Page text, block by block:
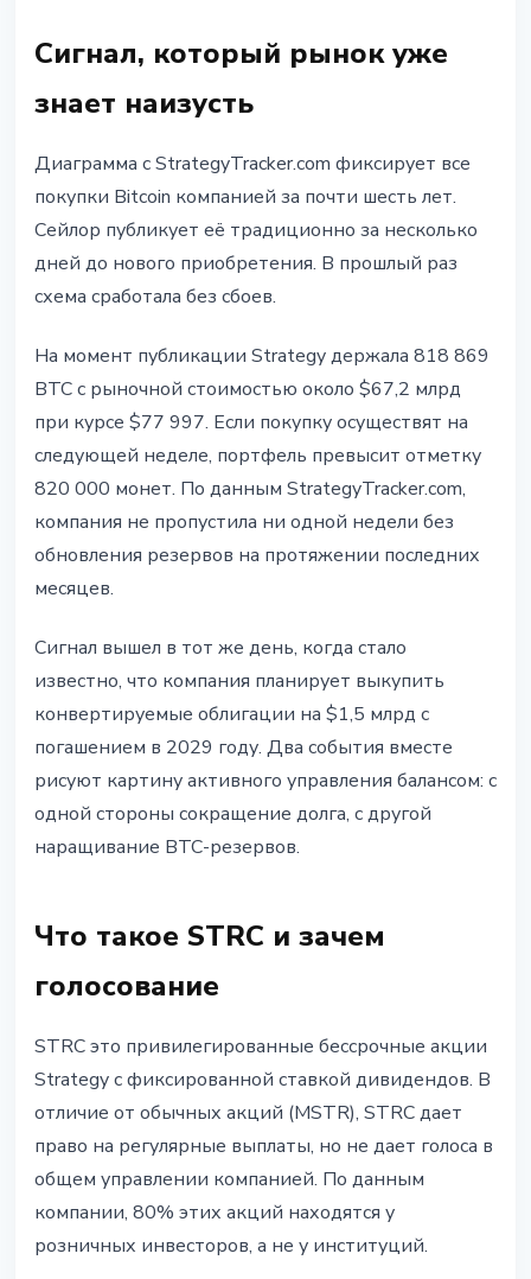
Сигнал, который рынок уже
знает наизусть
Диаграмма с StrategyTracker.com фиксирует все
покупки Bitcoin компанией за почти шесть лет.
Сейлор публикует её традиционно за несколько
дней до нового приобретения. В прошлый раз
схема сработала без сбоев.
На момент публикации Strategy держала 818 869
BTC с рыночной стоимостью около $67,2 млрд
при курсе $77 997. Если покупку осуществят на
следующей неделе, портфель превысит отметку
820 000 монет. По данным StrategyTracker.com,
компания не пропустила ни одной недели без
обновления резервов на протяжении последних
месяцев.
Сигнал вышел в тот же день, когда стало
известно, что компания планирует выкупить
конвертируемые облигации на $1,5 млрд с
погашением в 2029 году. Два события вместе
рисуют картину активного управления балансом: с
одной стороны сокращение долга, с другой
наращивание BTC-резервов.
Что такое STRC и зачем
голосование
STRC это привилегированные бессрочные акции
Strategy с фиксированной ставкой дивидендов. В
отличие от обычных акций (MSTR), STRC дает
право на регулярные выплаты, но не дает голоса в
общем управлении компанией. По данным
компании, 80% этих акций находятся у
розничных инвесторов, а не у институций.